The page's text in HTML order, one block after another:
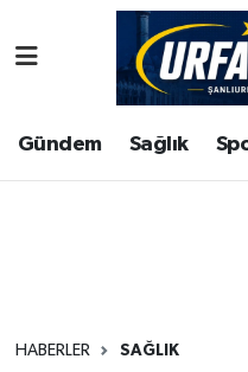
Gündem Sağlık
HABERLER SAĞLIK
ASAYİS
ÇEVRE
Şanlıurfa Nöbetçi
Şanlıurfa Hava